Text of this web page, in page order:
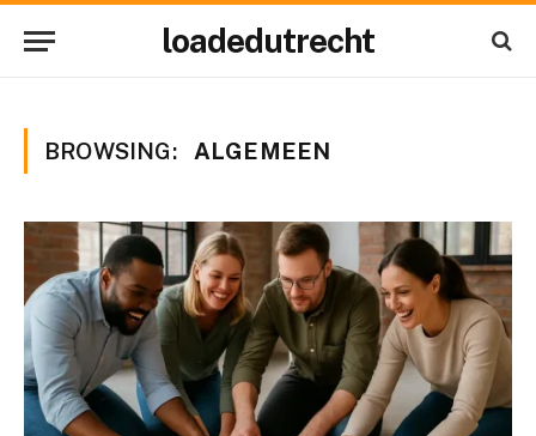
loadedutrecht
BROWSING: ALGEMEEN